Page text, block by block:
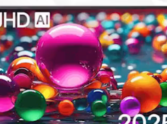
Ashley - Арьсан
буйдангийн хөл
амраагч 3150308
Буйдан
798,000₮